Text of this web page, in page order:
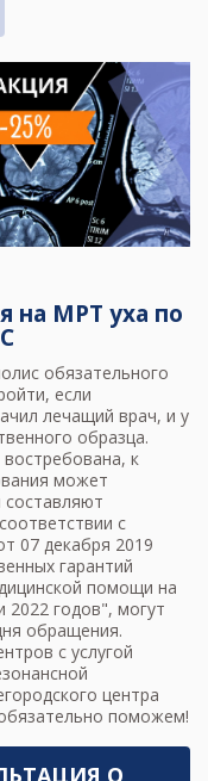
на МРТ уха по
обязательного
если
лечащий врач, и у
образца.
востребована, к
может
составляют
с
07 декабря 2019
гарантий
помощи на
2022 годов", могут
обращения.
с услугой
центра
поможем!
О